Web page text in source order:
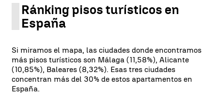
Ránking pisos turísticos en
España
Si miramos el mapa, las ciudades donde encontramos
más pisos turísticos son Málaga (11,58%), Alicante
(10,85%), Baleares (8,32%). Esas tres ciudades
concentran más del 30% de estos apartamentos en
España.